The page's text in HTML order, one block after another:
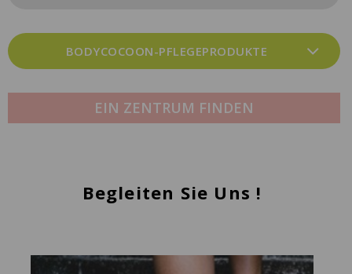
BODYCOCOON-PFLEGEPRODUKTE
EIN ZENTRUM FINDEN
Begleiten Sie Uns !